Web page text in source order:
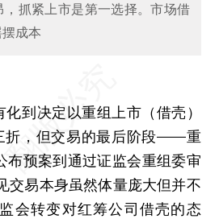
抓紧上市是第一选择。市场借
成本
决定以重组上市（借壳）
折，但交易的最后阶段——重
预案到通过证监会重组委审
交易本身虽然体量庞大但并不
会转变对红筹公司借壳的态